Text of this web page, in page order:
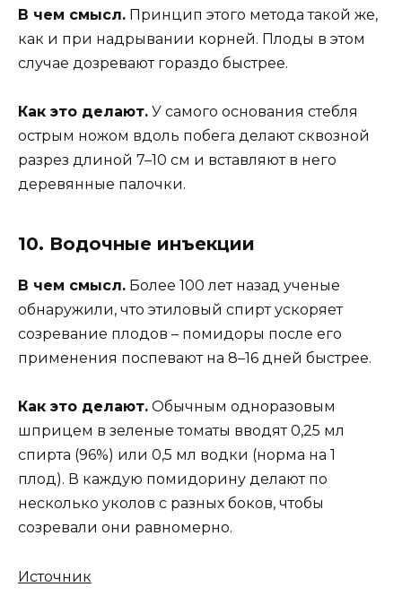
В чем смысл. Принцип этого метода такой же,
как и при надрывании корней. Плоды в этом
случае дозревают гораздо быстрее.
Как это делают. У самого основания стебля
острым ножом вдоль побега делают сквозной
разрез длиной 7–10 см и вставляют в него
деревянные палочки.
10. Водочные инъекции
В чем смысл. Более 100 лет назад ученые
обнаружили, что этиловый спирт ускоряет
созревание плодов – помидоры после его
применения поспевают на 8–16 дней быстрее.
Как это делают. Обычным одноразовым
шприцем в зеленые томаты вводят 0,25 мл
спирта (96%) или 0,5 мл водки (норма на 1
плод). В каждую помидорину делают по
несколько уколов с разных боков, чтобы
созревали они равномерно.
Источник